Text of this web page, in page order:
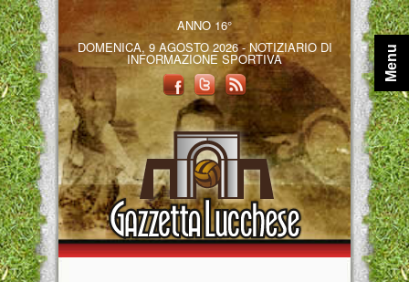
ANNO 16°
DOMENICA, 9 AGOSTO 2026 - NOTIZIARIO DI
INFORMAZIONE SPORTIVA Menu